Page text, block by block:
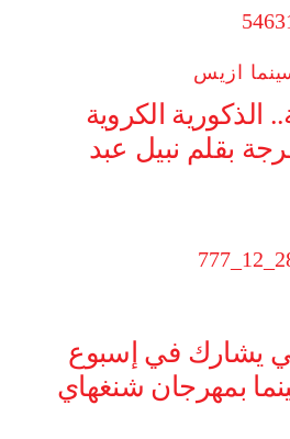
ازيس
الذكورية الكروية
بقلم نبيل عبد
يشارك في إسبوع
بمهرجان شنغهاي